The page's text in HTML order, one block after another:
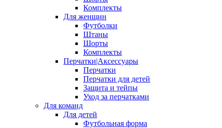
Комплекты
Для женщин
Футболки
Штаны
Шорты
Комплекты
Перчатки|Аксессуары
Перчатки
Перчатки для детей
Защита и тейпы
Уход за перчатками
Для команд
Для детей
Футбольная форма